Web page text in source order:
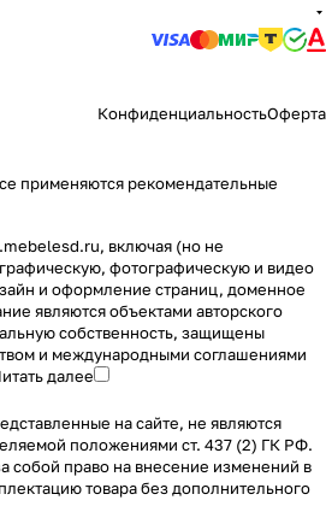
КонфиденциальностьОферта
применяются рекомендательные
включая (но не
фотографическую и видео
и оформление страниц, доменное
являются объектами авторского
собственность, защищены
и международными соглашениями
далее
на сайте, не являются
положениями ст. 437 (2) ГК РФ.
собой право на внесение изменений в
товара без дополнительного